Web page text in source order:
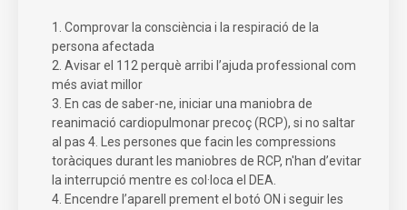
Comprovar la consciència i la respiració de la
persona afectada
Avisar el 112 perquè arribi l’ajuda professional com
més aviat millor
En cas de saber-ne, iniciar una maniobra de
reanimació cardiopulmonar precoç (RCP), si no saltar
al pas 4. Les persones que facin les compressions
toràciques durant les maniobres de RCP, n'han d’evitar
la interrupció mentre es col·loca el DEA.
Encendre l’aparell prement el botó ON i seguir les